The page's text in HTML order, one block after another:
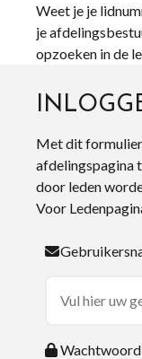
Weet je je
je
opzoeken in de
Met dit
afdelingspagina
door leden
Voor
Wachtwoord